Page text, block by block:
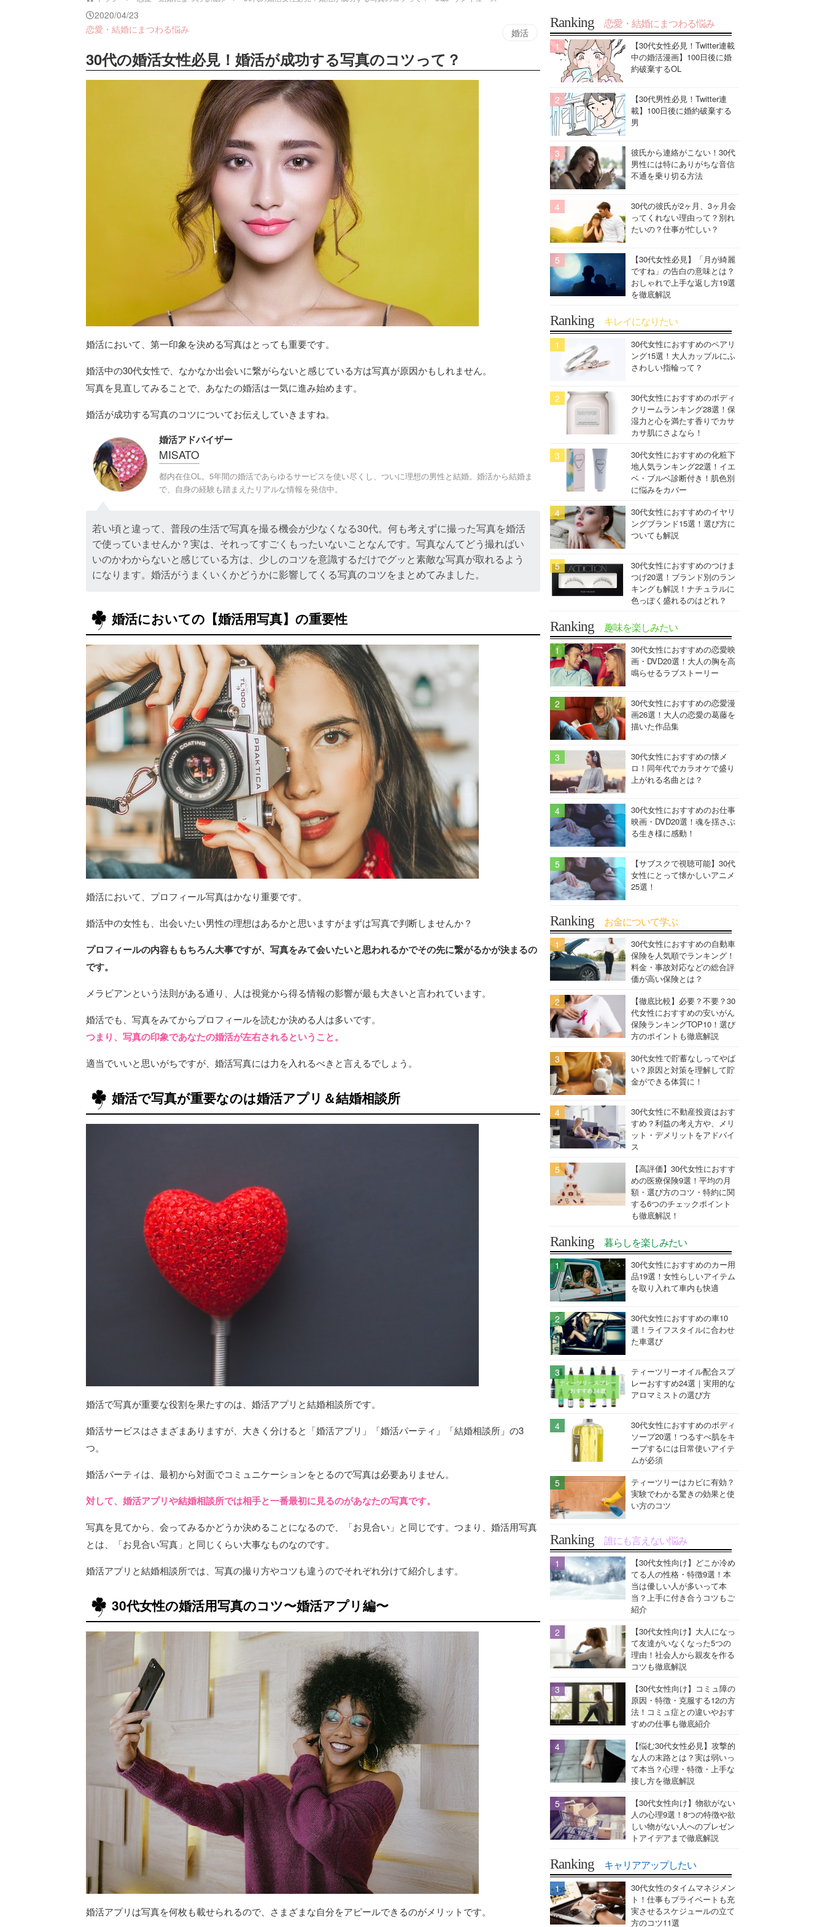
2020/04/23
恋愛・結婚にまつわる悩み 婚活
30代の婚活女性必見！婚活が成功する写真のコツって？
婚活において、第一印象を決める写真はとっても重要です。
婚活中の30代女性で、なかなか出会いに繋がらないと感じている方は写真が原因かもしれません。
写真を見直してみることで、あなたの婚活は一気に進み始めます。
婚活が成功する写真のコツについてお伝えしていきますね。
婚活アドバイザー
MISATO
都内在住OL。5年間の婚活であらゆるサービスを使い尽くし、ついに理想の男性と結婚。婚活から結婚ま
で、自身の経験も踏まえたリアルな情報を発信中。
若い頃と違って、普段の生活で写真を撮る機会が少なくなる30代。何も考えずに撮った写真を婚活
で使っていませんか？実は、それってすごくもったいないことなんです。写真なんてどう撮ればい
いのかわからないと感じている方は、少しのコツを意識するだけでグッと素敵な写真が取れるよう
になります。婚活がうまくいくかどうかに影響してくる写真のコツをまとめてみました。
婚活においての【婚活用写真】の重要性
婚活において、プロフィール写真はかなり重要です。
婚活中の女性も、出会いたい男性の理想はあるかと思いますがまずは写真で判断しませんか？
プロフィールの内容ももちろん大事ですが、写真をみて会いたいと思われるかでその先に繋がるかが決まるの
です。
メラビアンという法則がある通り、人は視覚から得る情報の影響が最も大きいと言われています。
婚活でも、写真をみてからプロフィールを読むか決める人は多いです。
つまり、写真の印象であなたの婚活が左右されるということ。
適当でいいと思いがちですが、婚活写真には力を入れるべきと言えるでしょう。
婚活で写真が重要なのは婚活アプリ＆結婚相談所
婚活で写真が重要な役割を果たすのは、婚活アプリと結婚相談所です。
婚活サービスはさまざまありますが、大きく分けると「婚活アプリ」「婚活パーティ」「結婚相談所」の3
つ。
婚活パーティは、最初から対面でコミュニケーションをとるので写真は必要ありません。
対して、婚活アプリや結婚相談所では相手と一番最初に見るのがあなたの写真です。
写真を見てから、会ってみるかどうか決めることになるので、「お見合い」と同じです。つまり、婚活用写真
とは、「お見合い写真」と同じくらい大事なものなのです。
婚活アプリと結婚相談所では、写真の撮り方やコツも違うのでそれぞれ分けて紹介します。
30代女性の婚活用写真のコツ〜婚活アプリ編〜
婚活アプリは写真を何枚も載せられるので、さまざまな自分をアピールできるのがメリットです。
Ranking 恋愛・結婚にまつわる悩み
【30代女性必見！Twitter連載
中の婚活漫画】100日後に婚
約破棄するOL
【30代男性必見！Twitter連
載】100日後に婚約破棄する
男
彼氏から連絡がこない！30代
男性には特にありがちな音信
不通を乗り切る方法
30代の彼氏が2ヶ月、3ヶ月会
ってくれない理由って？別れ
たいの？仕事が忙しい？
【30代女性必見】「月が綺麗
ですね」の告白の意味とは？
おしゃれで上手な返し方19選
を徹底解説
Ranking キレイになりたい
30代女性におすすめのペアリ
ング15選！大人カップルにふ
さわしい指輪って？
30代女性におすすめのボディ
クリームランキング28選！保
湿力と心を満たす香りでカサ
カサ肌にさよなら！
30代女性におすすめの化粧下
地人気ランキング22選！イエ
ベ・ブルベ診断付き！肌色別
に悩みをカバー
30代女性におすすめのイヤリ
ングブランド15選！選び方に
ついても解説
30代女性におすすめのつけま
つげ20選！ブランド別のラン
キングも解説！ナチュラルに
色っぽく盛れるのはどれ？
Ranking 趣味を楽しみたい
30代女性におすすめの恋愛映
画・DVD20選！大人の胸を高
鳴らせるラブストーリー
30代女性におすすめの恋愛漫
画26選！大人の恋愛の葛藤を
描いた作品集
30代女性におすすめの懐メ
ロ！同年代でカラオケで盛り
上がれる名曲とは？
30代女性におすすめのお仕事
映画・DVD20選！魂を揺さぶ
る生き様に感動！
【サブスクで視聴可能】30代
女性にとって懐かしいアニメ
25選！
Ranking お金について学ぶ
30代女性におすすめの自動車
保険を人気順でランキング！
料金・事故対応などの総合評
価が高い保険とは？
【徹底比較】必要？不要？30
代女性におすすめの安いがん
保険ランキングTOP10！選び
方のポイントも徹底解説
30代女性で貯蓄なしってやば
い？原因と対策を理解して貯
金ができる体質に！
30代女性に不動産投資はおす
すめ？利益の考え方や、メリ
ット・デメリットをアドバイ
ス
【高評価】30代女性におすす
めの医療保険9選！平均の月
額・選び方のコツ・特約に関
する6つのチェックポイント
も徹底解説！
Ranking 暮らしを楽しみたい
30代女性におすすめのカー用
品19選！女性らしいアイテム
を取り入れて車内も快適
30代女性におすすめの車10
選！ライフスタイルに合わせ
た車選び
ティーツリーオイル配合スプ
レーおすすめ24選｜実用的な
アロマミストの選び方
30代女性におすすめのボディ
ソープ20選！つるすべ肌をキ
ープするには日常使いアイテ
ムが必須
ティーツリーはカビに有効？
実験でわかる驚きの効果と使
い方のコツ
Ranking 誰にも言えない悩み
【30代女性向け】どこか冷め
てる人の性格・特徴9選！本
当は優しい人が多いって本
当？上手に付き合うコツもご
紹介
【30代女性向け】大人になっ
て友達がいなくなった5つの
理由！社会人から親友を作る
コツも徹底解説
【30代女性向け】コミュ障の
原因・特徴・克服する12の方
法！コミュ症との違いやおす
すめの仕事も徹底紹介
【悩む30代女性必見】攻撃的
な人の末路とは？実は弱いっ
て本当？心理・特徴・上手な
接し方を徹底解説
【30代女性向け】物欲がない
人の心理9選！8つの特徴や欲
しい物がない人へのプレゼン
トアイデアまで徹底解説
Ranking キャリアアップしたい
30代女性のタイムマネジメン
ト！仕事もプライベートも充
実させるスケジュールの立て
方のコツ11選